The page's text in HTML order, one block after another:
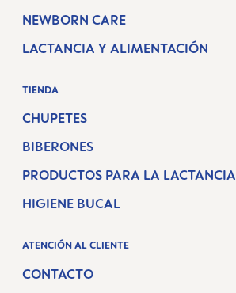
NEWBORN CARE
LACTANCIA Y ALIMENTACIÓN
TIENDA
CHUPETES
BIBERONES
PRODUCTOS PARA LA LACTANCIA
HIGIENE BUCAL
ATENCIÓN AL CLIENTE
CONTACTO